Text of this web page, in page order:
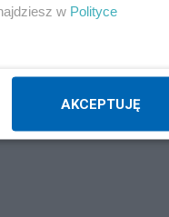
w Polityce
AKCEPTUJĘ